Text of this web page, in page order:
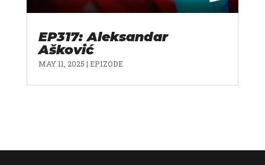
EP317: Aleksandar
Ašković
MAY 11, 2025 | EPIZODE